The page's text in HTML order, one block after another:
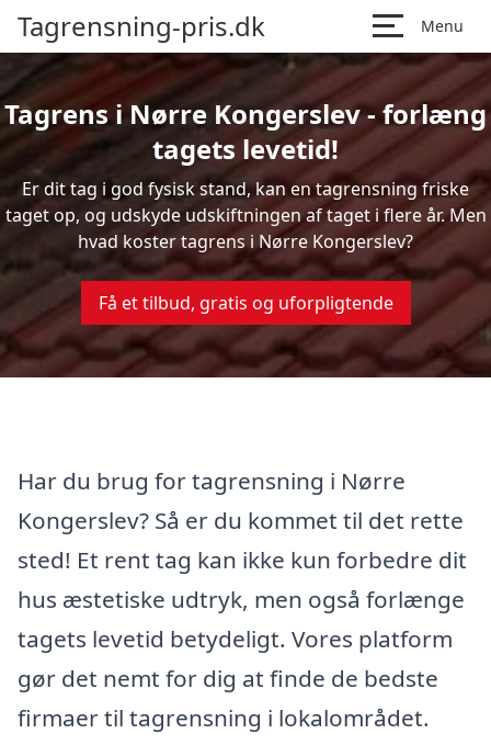
Tagrensning-pris.dk Menu
Tagrens i Nørre Kongerslev - forlæng
tagets levetid!
Er dit tag i god fysisk stand, kan en tagrensning friske
taget op, og udskyde udskiftningen af taget i flere år. Men
hvad koster tagrens i Nørre Kongerslev?
Få et tilbud, gratis og uforpligtende
Har du brug for tagrensning i Nørre
Kongerslev? Så er du kommet til det rette
sted! Et rent tag kan ikke kun forbedre dit
hus æstetiske udtryk, men også forlænge
tagets levetid betydeligt. Vores platform
gør det nemt for dig at finde de bedste
firmaer til tagrensning i lokalområdet.